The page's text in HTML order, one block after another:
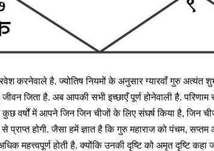
करनेवाले है. ज्योतिष नियमों के अनुसार ग्यारवाँ गुरु अत्यंत शुभ
जिता है. अब आपकी सभी इच्छाएँ पूर्ण होनेवाली है.
कुछ वर्षों में आपने जिन जिन चीजों के लिए संघर्ष किया है, जिन
होगी. जैसा हमें ज्ञात है कि गुरु महाराज को पंचम, सप्तम
महत्त्वपूर्ण होती है. क्योंकि उनकी दृष्टि को अमृत दृष्टि